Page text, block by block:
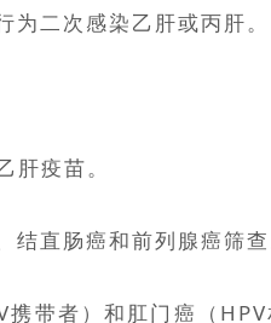
为二次感染乙肝或丙肝。
肝疫苗。
结直肠癌和前列腺癌筛查
带者）和肛门癌（